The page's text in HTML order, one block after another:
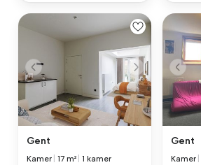
Gent
Kamer |17 m² |1 kamer
Gent
Kamer